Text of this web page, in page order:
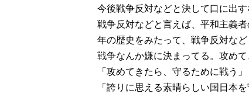
今後戦争反対などと決して口に出す
戦争反対などと言えば、平和主義
年の歴史をみたって、戦争反対な
戦争なんか嫌に決まってる。攻めて
「攻めてきたら、守るために戦う
「誇りに思える素晴らしい国日本